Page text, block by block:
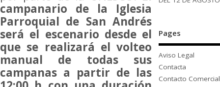
campanario de la Iglesia
Parroquial de San Andrés
será el escenario desde el
que se realizará el volteo
manual de todas sus
campanas a partir de las
Pages
Aviso Legal
Contacta
Contacto Comercial